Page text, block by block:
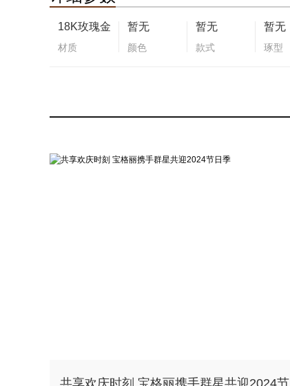
18K玫瑰金
材质
暂无
颜色
暂无
款式
暂无
琢型
共享欢庆时刻 宝格丽携手群星共迎2024节